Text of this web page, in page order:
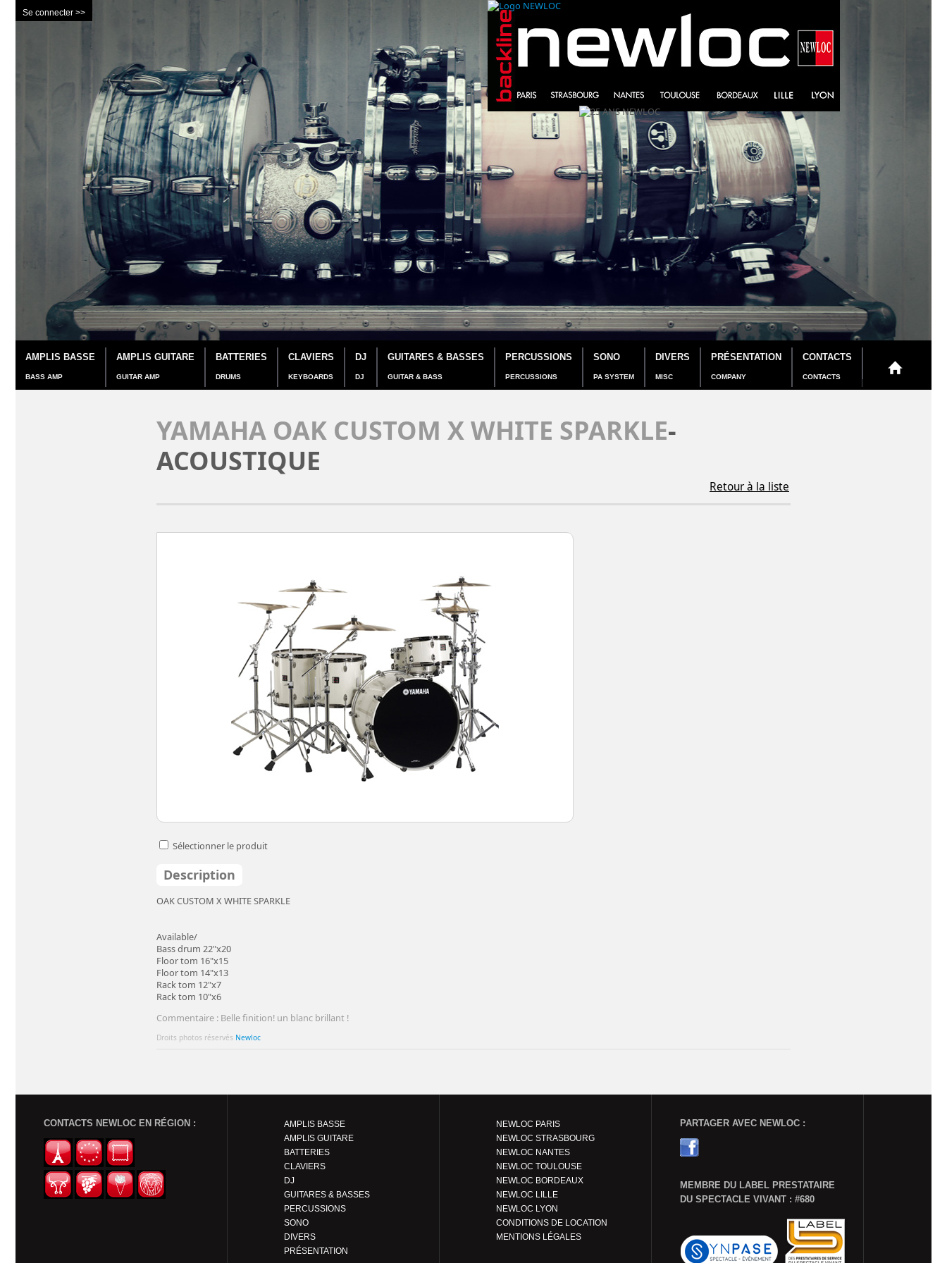
Se connecter >>
AMPLIS BASSE
BASS AMP
AMPLIS GUITARE
GUITAR AMP
BATTERIES
DRUMS
CLAVIERS
KEYBOARDS
DJ
DJ
GUITARES & BASSES
GUITAR & BASS
PERCUSSIONS
PERCUSSIONS
SONO
PA SYSTEM
DIVERS
MISC
PRÉSENTATION
COMPANY
CONTACTS
CONTACTS
YAMAHA OAK CUSTOM X WHITE SPARKLE-
ACOUSTIQUE
Retour à la liste
Sélectionner le produit
Description
OAK CUSTOM X WHITE SPARKLE
Available/
Bass drum 22"x20
Floor tom 16"x15
Floor tom 14"x13
Rack tom 12"x7
Rack tom 10"x6
Commentaire : Belle finition! un blanc brillant !
Droits photos réservés Newloc
CONTACTS NEWLOC EN RÉGION :
AMPLIS BASSE
AMPLIS GUITARE
BATTERIES
CLAVIERS
DJ
GUITARES & BASSES
PERCUSSIONS
SONO
DIVERS
PRÉSENTATION
NEWLOC PARIS
NEWLOC STRASBOURG
NEWLOC NANTES
NEWLOC TOULOUSE
NEWLOC BORDEAUX
NEWLOC LILLE
NEWLOC LYON
CONDITIONS DE LOCATION
MENTIONS LÉGALES
PARTAGER AVEC NEWLOC :
MEMBRE DU LABEL PRESTATAIRE
DU SPECTACLE VIVANT : #680